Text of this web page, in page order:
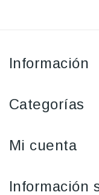
Información
Categorías
Mi cuenta
Información